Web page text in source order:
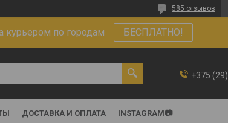
585 отзывов
курьером по городам БЕСПЛАТНО!
+375
ДОСТАВКА И ОПЛАТА INSTAGRAM📷